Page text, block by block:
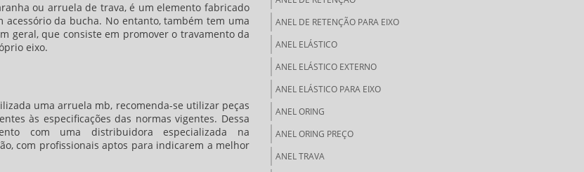
ou arruela de trava, é um elemento fabricado
da bucha. No entanto, também tem uma
geral, que consiste em promover o travamento da
eixo.
umaarruela mb, recomenda-se utilizar peças
às especificações das normas vigentes. Dessa
com uma distribuidora especializada na
com profissionais aptos para indicarem a melhor
ANEL DE RETENÇÃO PARA EIXO
ANEL ELÁSTICO
ANEL ELÁSTICO EXTERNO
ANEL ELÁSTICO PARA EIXO
ANEL ORING
ANEL ORING PREÇO
ANEL TRAVA